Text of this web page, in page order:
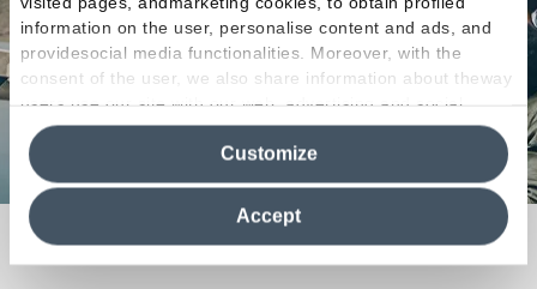
information on the user, personalise content and ads, and
providesocial media functionalities. Moreover, with the
consent of the user, we also share information about theway
users use our site with our web, advertising and social
media analytics partners, who may combine itwith other
information in their possession. By closing this banner,
clicking on "Reject", it will be possible tocontinue browsing
the site after installing only technical cookies. For more
information see the
Cookie Policy
Accept
Customize
Cerchi un Rivenditore?